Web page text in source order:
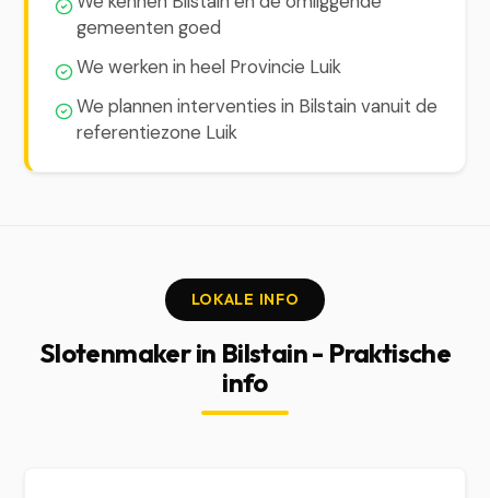
gemeenten goed
We werken in heel Provincie Luik
We plannen interventies in Bilstain vanuit de
referentiezone Luik
LOKALE INFO
Slotenmaker in Bilstain - Praktische
info